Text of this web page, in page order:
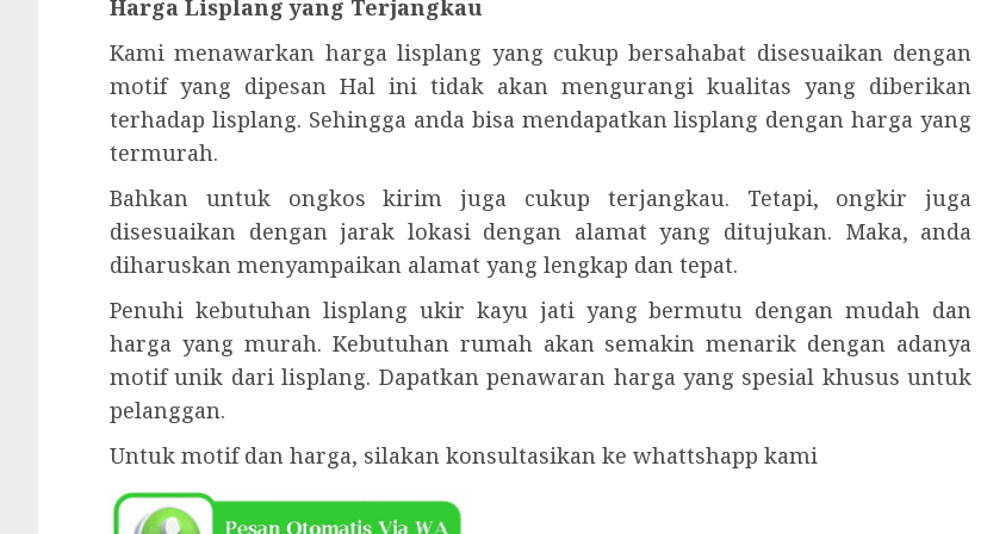
Harga Lisplang yang Terjangkau
Kami menawarkan harga lisplang yang cukup bersahabat disesuaikan dengan
motif yang dipesan Hal ini tidak akan mengurangi kualitas yang diberikan
terhadap lisplang. Sehingga anda bisa mendapatkan lisplang dengan harga yang
termurah.
Bahkan untuk ongkos kirim juga cukup terjangkau. Tetapi, ongkir juga
disesuaikan dengan jarak lokasi dengan alamat yang ditujukan. Maka, anda
diharuskan menyampaikan alamat yang lengkap dan tepat.
Penuhi kebutuhan lisplang ukir kayu jati yang bermutu dengan mudah dan
harga yang murah. Kebutuhan rumah akan semakin menarik dengan adanya
motif unik dari lisplang. Dapatkan penawaran harga yang spesial khusus untuk
pelanggan.
Untuk motif dan harga, silakan konsultasikan ke whattshapp kami